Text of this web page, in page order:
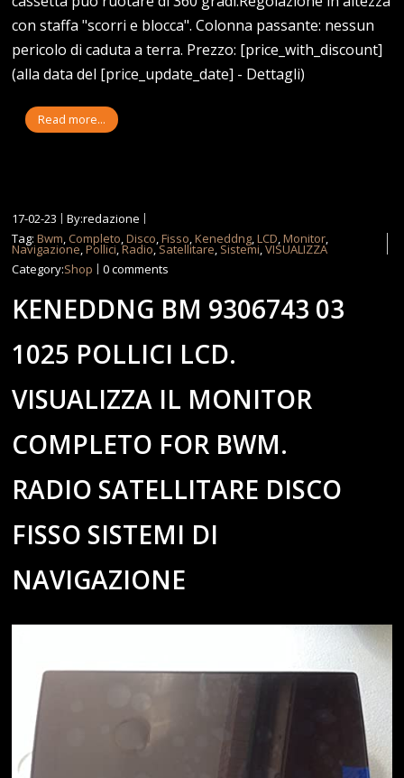
con staffa "scorri e blocca". Colonna passante: nessun
pericolo di caduta a terra. Prezzo: [price_with_discount]
(alla data del [price_update_date] - Dettagli)
Read more...
17-02-23
By:redazione
Tag:Bwm, Completo,Disco,Fisso,Keneddng,LCD,Monitor,
Navigazione,Pollici,Radio,Satellitare, Sistemi,VISUALIZZA
Category:Shop 0 comments
KENEDDNG BM 9306743 03
1025 POLLICI LCD.
VISUALIZZA IL MONITOR
COMPLETO FOR BWM.
RADIO SATELLITARE DISCO
FISSO SISTEMI DI
NAVIGAZIONE